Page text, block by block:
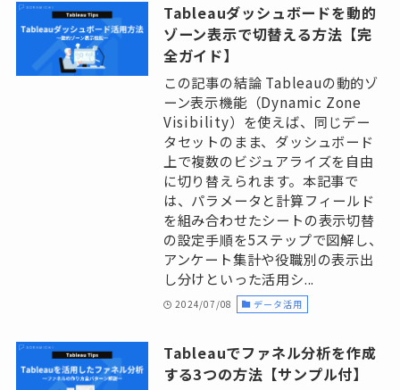
Tableauダッシュボードを動的
ゾーン表示で切替える方法【完
全ガイド】
この記事の結論 Tableauの動的ゾ
ーン表示機能（Dynamic Zone
Visibility）を使えば、同じデー
タセットのまま、ダッシュボード
上で複数のビジュアライズを自由
に切り替えられます。本記事で
は、パラメータと計算フィールド
を組み合わせたシートの表示切替
の設定手順を5ステップで図解し、
アンケート集計や役職別の表示出
し分けといった活用シ...
2024/07/08 データ活用
Tableauでファネル分析を作成
する3つの方法【サンプル付】